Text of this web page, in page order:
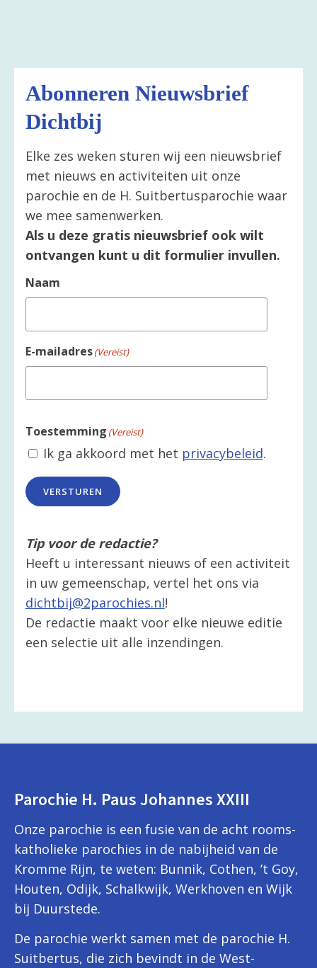
Abonneren Nieuwsbrief
Dichtbij
Elke zes weken sturen wij een nieuwsbrief
met nieuws en activiteiten uit onze
parochie en de H. Suitbertusparochie waar
we mee samenwerken.
Als u deze gratis nieuwsbrief ook wilt
ontvangen kunt u dit formulier invullen.
Naam
E-mailadres(Vereist)
Toestemming (Vereist)
Ik ga akkoord met het privacybeleid.
VERSTUREN
Tip voor de redactie?
Heeft u interessant nieuws of een activiteit
in uw gemeenschap, vertel het ons via
dichtbij@2parochies.nl!
De redactie maakt voor elke nieuwe editie
een selectie uit alle inzendingen.
Parochie H. Paus Johannes XXIII
Onze parochie is een fusie van de acht rooms-
katholieke parochies in de nabijheid van de
Kromme Rijn, te weten: Bunnik, Cothen, ’t Goy,
Houten, Odijk, Schalkwijk, Werkhoven en Wijk
bij Duurstede.
De parochie werkt samen met de parochie H.
Suitbertus, die zich bevindt in de West-